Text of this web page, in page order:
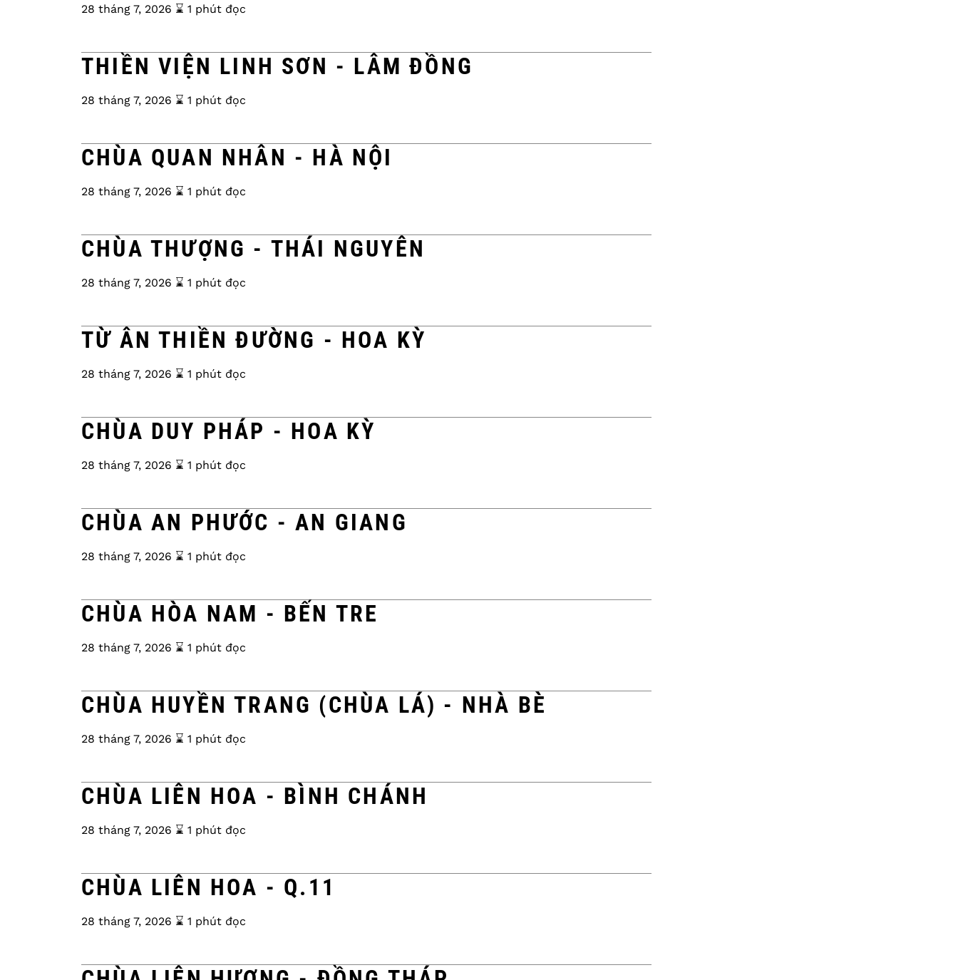
28 tháng 7, 2026 ⌛️ 1 phút đọc
THIỀN VIỆN LINH SƠN - LÂM ĐỒNG
28 tháng 7, 2026 ⌛️ 1 phút đọc
CHÙA QUAN NHÂN - HÀ NỘI
28 tháng 7, 2026 ⌛️ 1 phút đọc
CHÙA THƯỢNG - THÁI NGUYÊN
28 tháng 7, 2026 ⌛️ 1 phút đọc
TỪ ÂN THIỀN ĐƯỜNG - HOA KỲ
28 tháng 7, 2026 ⌛️ 1 phút đọc
CHÙA DUY PHÁP - HOA KỲ
28 tháng 7, 2026 ⌛️ 1 phút đọc
CHÙA AN PHƯỚC - AN GIANG
28 tháng 7, 2026 ⌛️ 1 phút đọc
CHÙA HÒA NAM - BẾN TRE
28 tháng 7, 2026 ⌛️ 1 phút đọc
CHÙA HUYỀN TRANG (CHÙA LÁ) - NHÀ BÈ
28 tháng 7, 2026 ⌛️ 1 phút đọc
CHÙA LIÊN HOA - BÌNH CHÁNH
28 tháng 7, 2026 ⌛️ 1 phút đọc
CHÙA LIÊN HOA - Q.11
28 tháng 7, 2026 ⌛️ 1 phút đọc